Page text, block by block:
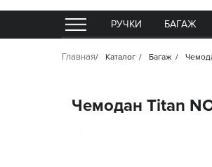
РУЧКИ БАГАЖ
Главная Каталог Багаж
Чемодан Titan